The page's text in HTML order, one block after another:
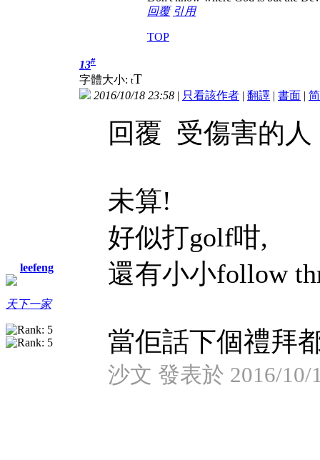
回覆 引用
TOP
leefeng
天下一家
13#
字體大小: tT
2016/10/18 23:58 | 只看該作者 | 翻譯 | 書面 | 简
回覆 受傷害的人
未算!
好似打golf咁,
還有小小follow
當佢話下個禮拜
沙文 發表於 2016/10/